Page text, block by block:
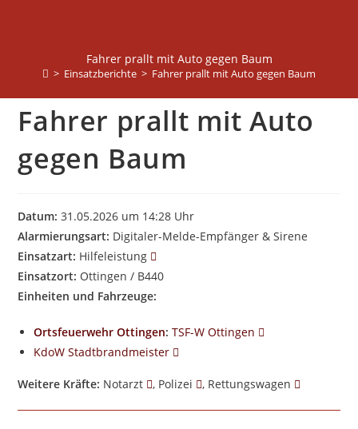
Fahrer prallt mit Auto gegen Baum
> Einsatzberichte > Fahrer prallt mit Auto gegen Baum
Fahrer prallt mit Auto
gegen Baum
Datum: 31.05.2026 um 14:28 Uhr
Alarmierungsart: Digitaler-Melde-Empfänger & Sirene
Einsatzart: Hilfeleistung
Einsatzort: Ottingen / B440
Einheiten und Fahrzeuge:
Ortsfeuerwehr Ottingen: TSF-W Ottingen
KdoW Stadtbrandmeister
Weitere Kräfte: Notarzt , Polizei , Rettungswagen